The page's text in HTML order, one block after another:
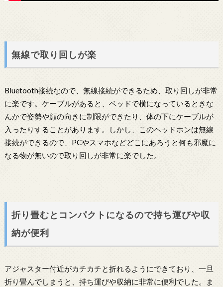
無線で取り回しが楽
Bluetooth接続なので、無線接続ができるため、取り回しが非常
に楽です。ケーブルがあると、ベッドで横になっているときな
んかで姿勢や顔の向きに制限ができたり、体の下にケーブルが
入ったりすることがあります。しかし、このヘッドホンは無線
接続ができるので、PCやスマホなどどこにあろうと何も邪魔に
なる物が無いので取り回しが非常に楽でした。
折り畳むとコンパクトになるので持ち運びや収
納が便利
アジャスター付近がカチカチと折れるようにできており、一旦
折り畳んでしまうと、持ち運びや収納に非常に便利でした。ま